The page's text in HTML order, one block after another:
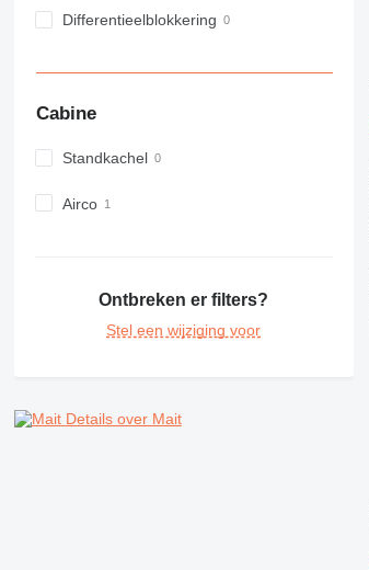
Differentieelblokkering
Cabine
Standkachel
Airco
Ontbreken er filters?
Stel een wijziging voor
Details over Mait